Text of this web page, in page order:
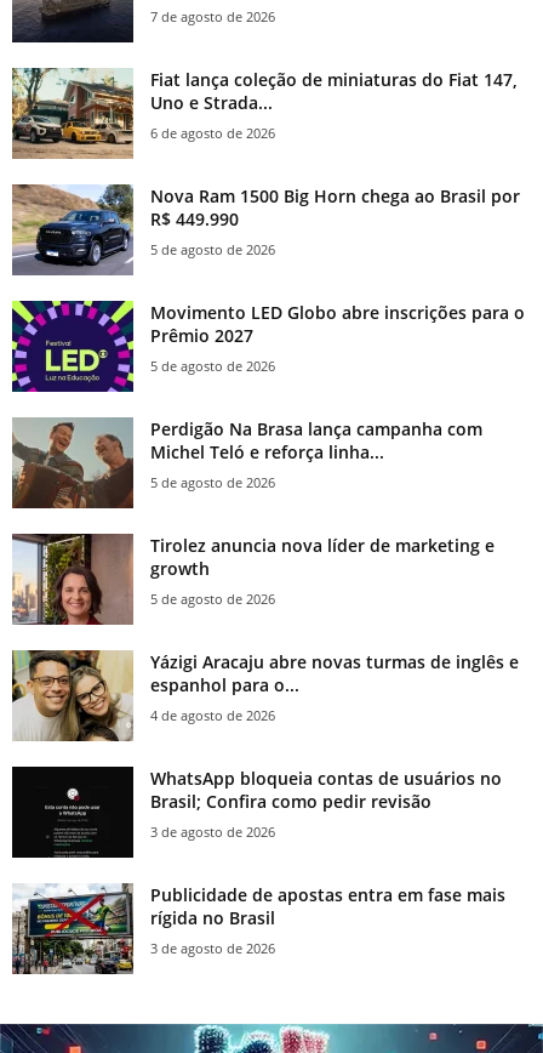
7 de agosto de 2026
Fiat lança coleção de miniaturas do Fiat 147,
Uno e Strada...
6 de agosto de 2026
Nova Ram 1500 Big Horn chega ao Brasil por
R$ 449.990
5 de agosto de 2026
Movimento LED Globo abre inscrições para o
Prêmio 2027
5 de agosto de 2026
Perdigão Na Brasa lança campanha com
Michel Teló e reforça linha...
5 de agosto de 2026
Tirolez anuncia nova líder de marketing e
growth
5 de agosto de 2026
Yázigi Aracaju abre novas turmas de inglês e
espanhol para o...
4 de agosto de 2026
WhatsApp bloqueia contas de usuários no
Brasil; Confira como pedir revisão
3 de agosto de 2026
Publicidade de apostas entra em fase mais
rígida no Brasil
3 de agosto de 2026